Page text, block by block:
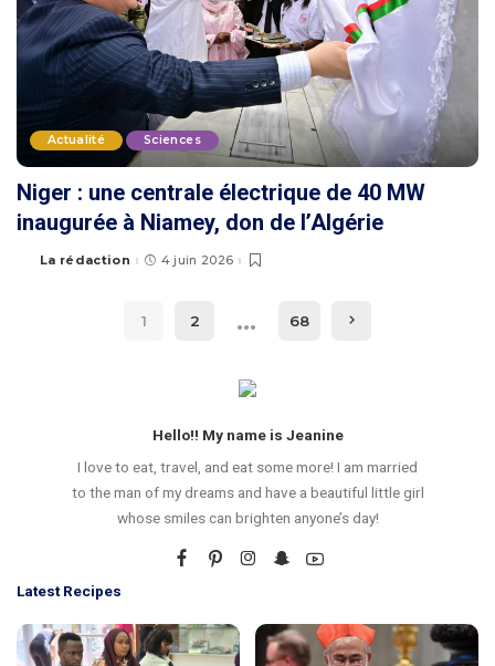
Actualité Sciences
Niger : une centrale électrique de 40 MW
inaugurée à Niamey, don de l’Algérie
La rédaction 4 juin 2026
1 2 … 68
Hello!! My name is Jeanine
I love to eat, travel, and eat some more! I am married
to the man of my dreams and have a beautiful little girl
whose smiles can brighten anyone’s day!
Latest Recipes